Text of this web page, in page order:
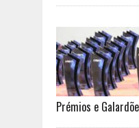
Prémios e